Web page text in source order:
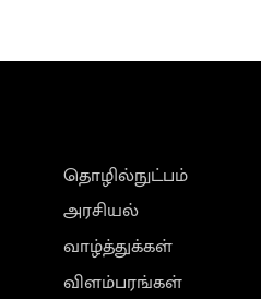
தொழில்நுட்பம்
அரசியல்
வாழ்த்துக்கள்
விளம்பரங்கள்